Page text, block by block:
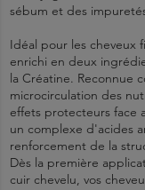
sébum et des
Idéal pour les cheveux
enrichi en deux
la Créatine. Reconnue
microcirculation des
effets protecteurs face
un complexe d'acides
renforcement de la
Dès la première
cuir chevelu, vos